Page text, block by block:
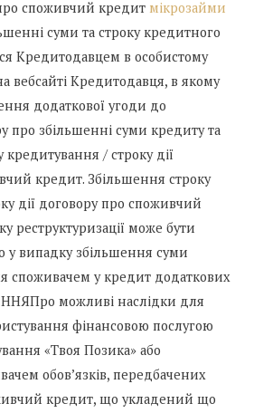
споживчий кредит мікрозайми
суми та строку кредитного
Кредитодавцем в особистому
вебсайті Кредитодавця, в якому
додаткової угоди до
про збільшенні суми кредиту та
/ строку дії
кредит. Збільшення строку
дії договору про споживчий
реструктуризації може бути
у випадку збільшення суми
споживачем у кредит додаткових
можливі наслідки для
фінансовою послугою
«Твоя Позика» або
обов’язків, передбачених
кредит, що укладений що